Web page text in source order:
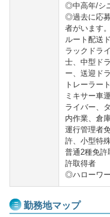
◎中高年/シ
◎過去に応
者がいます。
ルート配送
ラックドラ
士、中型ド
ー、送迎ド
トレーラー
ミキサー車
ライバー、
内作業、倉
運行管理者
許、小型特
普通2種免許
許取得者
◎ハローワ
勤務地マップ